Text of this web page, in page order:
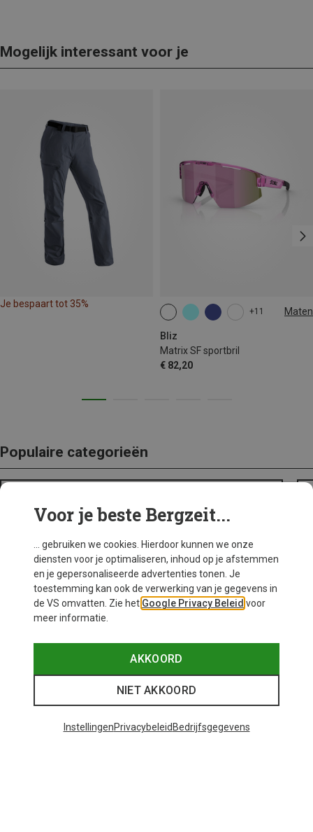
Mogelijk interessant voor je
Je bespaart tot 35%
+11 Maten
Bliz
Matrix SF sportbril
€ 82,20
ONE SIZE
Populaire categorieën
Voor je beste Bergzeit...
... gebruiken we cookies. Hierdoor kunnen we onze
diensten voor je optimaliseren, inhoud op je afstemmen
en je gepersonaliseerde advertenties tonen. Je
toestemming kan ook de verwerking van je gegevens in
de VS omvatten. Zie het Google Privacy Beleid voor
meer informatie.
AKKOORD
NIET AKKOORD
InstellingenPrivacybeleid Bedrijfsgegevens